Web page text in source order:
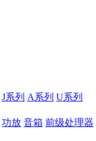
J系列 A系列 U系列
功放 音箱 前级处理器